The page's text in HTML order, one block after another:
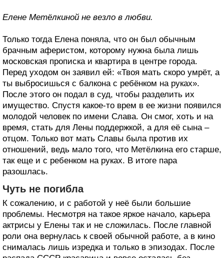
Елене Метёлкиной не везло в любви.
Только тогда Елена поняла, что он был обычным
брачным аферистом, которому нужна была лишь
московская прописка и квартира в центре города.
Перед уходом он заявил ей: «Твоя мать скоро умрёт, а
ты выбросишься с балкона с ребёнком на руках».
После этого он подал в суд, чтобы разделить их
имущество. Спустя какое-то врем в ее жизни появился
молодой человек по имени Слава. Он смог, хоть и на
время, стать для Лены поддержкой, а для её сына –
отцом. Только вот мать Славы была против их
отношений, ведь мало того, что Метёлкина его старше,
так еще и с ребенком на руках. В итоге пара
разошлась.
Чуть не погибла
К сожалению, и с работой у неё были большие
проблемы. Несмотря на такое яркое начало, карьера
актрисы у Елены так и не сложилась. После главной
роли она вернулась к своей обычной работе, а в кино
снималась лишь изредка и только в эпизодах. После